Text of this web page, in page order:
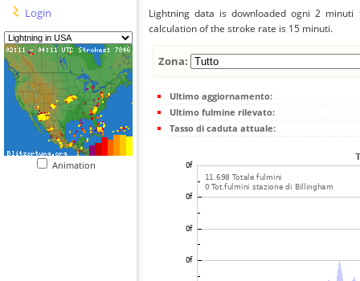
Login
Animation
Lightning data is downloaded ogni 2
calculation of the stroke rate is 15 minuti.
Zona:
Ultimo aggiornamento:
Ultimo fulmine rilevato:
Tasso di caduta attuale: